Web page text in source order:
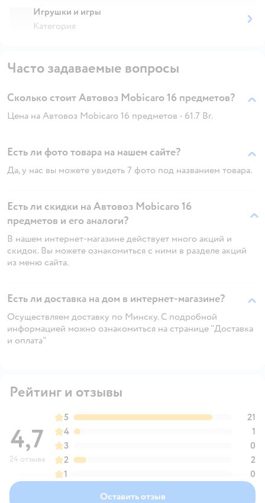
Игрушки и игры
Категория
Часто задаваемые вопросы
Сколько стоит Автовоз Mobicaro 16 предметов?
Цена на Автовоз Mobicaro 16 предметов - 61.7 Br.
Есть ли фото товара на нашем сайте?
Да, у нас вы можете увидеть 7 фото под названием товара.
Есть ли скидки на Автовоз Mobicaro 16
предметов и его аналоги?
В нашем интернет-магазине действует много акций и
скидок. Вы можете ознакомиться с ними в разделе акций
из меню сайта.
Есть ли доставка на дом в интернет-магазине?
Осуществляем доставку по Минску. С подробной
информацией можно ознакомиться на странице "Доставка
и оплата"
Рейтинг и отзывы
4,7
24 отзыва
5
21
4
1
3
0
2
2
1
0
Оставить отзыв